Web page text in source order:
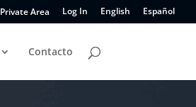
Private Area Log In English Español
Contacto